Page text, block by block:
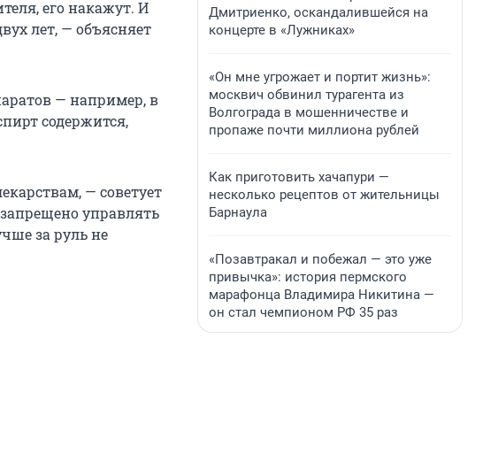
его накажут. И
лет, — объясняет
— например, в
содержится,
— советует
управлять
за руль не
Дмитриенко, оскандалившейся на
концерте в «Лужниках»
«Он мне угрожает и портит жизнь»:
москвич обвинил турагента из
Волгограда в мошенничестве и
пропаже почти миллиона рублей
Как приготовить хачапури —
несколько рецептов от жительницы
Барнаула
«Позавтракал и побежал — это уже
привычка»: история пермского
марафонца Владимира Никитина —
он стал чемпионом РФ 35 раз